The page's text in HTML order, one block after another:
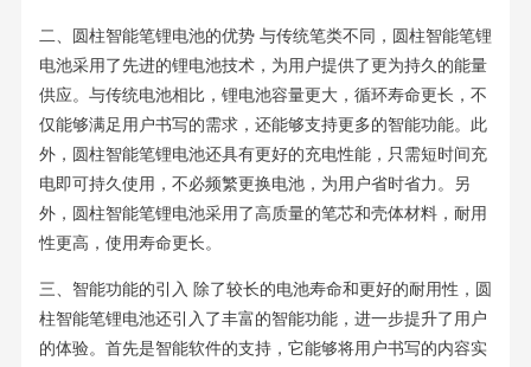
二、圆柱智能笔锂电池的优势 与传统笔类不同，圆柱智能笔锂
电池采用了先进的锂电池技术，为用户提供了更为持久的能量
供应。与传统电池相比，锂电池容量更大，循环寿命更长，不
仅能够满足用户书写的需求，还能够支持更多的智能功能。此
外，圆柱智能笔锂电池还具有更好的充电性能，只需短时间充
电即可持久使用，不必频繁更换电池，为用户省时省力。另
外，圆柱智能笔锂电池采用了高质量的笔芯和壳体材料，耐用
性更高，使用寿命更长。
三、智能功能的引入 除了较长的电池寿命和更好的耐用性，圆
柱智能笔锂电池还引入了丰富的智能功能，进一步提升了用户
的体验。首先是智能软件的支持，它能够将用户书写的内容实